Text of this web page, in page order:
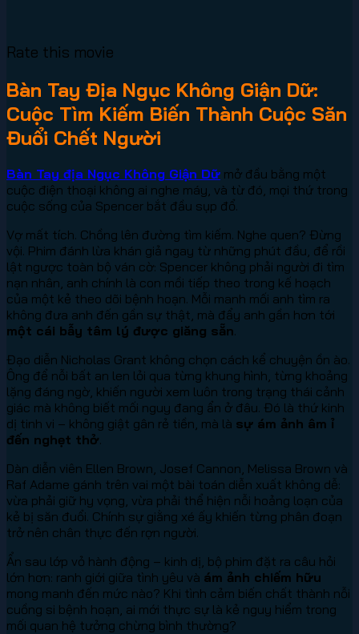
Rate this movie
Bàn Tay Địa Ngục Không Giận Dữ:
Cuộc Tìm Kiếm Biến Thành Cuộc Săn
Đuổi Chết Người
Bàn Tay địa Ngục Không Giận Dữ mở đầu bằng một
cuộc điện thoại không ai nghe máy, và từ đó, mọi thứ trong
cuộc sống của Spencer bắt đầu sụp đổ.
Vợ mất tích. Chồng lên đường tìm kiếm. Nghe quen? Đừng
vội. Phim đánh lừa khán giả ngay từ những phút đầu, để rồi
lật ngược toàn bộ ván cờ: Spencer không phải người đi tìm
nạn nhân, anh chính là con mồi tiếp theo trong kế hoạch
của một kẻ theo dõi bệnh hoạn. Mỗi manh mối anh tìm ra
không đưa anh đến gần sự thật, mà đẩy anh gần hơn tới
một cái bẫy tâm lý được giăng sẵn.
Đạo diễn Nicholas Grant không chọn cách kể chuyện ồn ào.
Ông để nỗi bất an len lỏi qua từng khung hình, từng khoảng
lặng đáng ngờ, khiến người xem luôn trong trạng thái cảnh
giác mà không biết mối nguy đang ẩn ở đâu. Đó là thứ kinh
dị tinh vi – không giật gân rẻ tiền, mà là sự ám ảnh âm ỉ
đến nghẹt thở.
Dàn diễn viên Ellen Brown, Josef Cannon, Melissa Brown và
Raf Adame gánh trên vai một bài toán diễn xuất không dễ:
vừa phải giữ hy vọng, vừa phải thể hiện nỗi hoảng loạn của
kẻ bị săn đuổi. Chính sự giằng xé ấy khiến từng phân đoạn
trở nên chân thực đến rợn người.
Ẩn sau lớp vỏ hành động – kinh dị, bộ phim đặt ra câu hỏi
lớn hơn: ranh giới giữa tình yêu và ám ảnh chiếm hữu
mong manh đến mức nào? Khi tình cảm biến chất thành nỗi
cuồng si bệnh hoạn, ai mới thực sự là kẻ nguy hiểm trong
mối quan hệ tưởng chừng bình thường?